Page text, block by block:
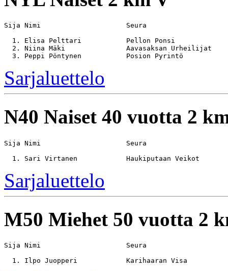
Sija Nimi                     Seura
1. Elisa Pelttari           Pellon Ponsi
2. Niina Mäki               Aavasaksan Urheilijat
Sarjaluettelo
N40 Naiset 40 vuotta 2
Sija Nimi                     Seura
Sarjaluettelo
M50 Miehet 50 vuotta 2
Sija Nimi                     Seura